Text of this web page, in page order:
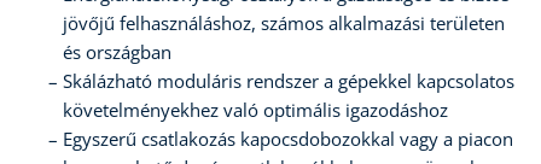
jövőjű felhasználáshoz, számos alkalmazási területen
és országban
Skálázható moduláris rendszer a gépekkel kapcsolatos
követelményekhez való optimális igazodáshoz
Egyszerű csatlakozás kapocsdobozokkal vagy a piacon